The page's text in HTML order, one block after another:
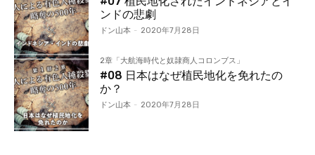
ンドの悲劇
ドン山本 - 2020年7月28日
2章「大航海時代と奴隷商人コロンブス」
#08 日本はなぜ植民地化を免れたの
か？
ドン山本 - 2020年7月28日